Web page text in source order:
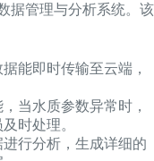
据管理与分析系统。该
能即时传输至云端，
当水质参数异常时，
时处理。
进行分析，生成详细的